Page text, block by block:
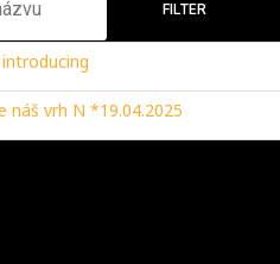
FILTER
náš vrh N *19.04.2025